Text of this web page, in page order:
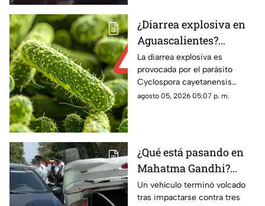
¿Diarrea explosiva en
Aguascalientes?
Confirman primer caso
en hombre que venia
de Jalisco
La diarrea explosiva es
provocada por el parásito
Cyclospora cayetanensis
conocido como ciclosporiasis
agosto 05, 2026 05:07 p. m.
¿Qué está pasando en
Mahatma Gandhi?
Reportan aparatosa
volcadura vehicular
Un vehículo terminó volcado
tras impactarse contra tres